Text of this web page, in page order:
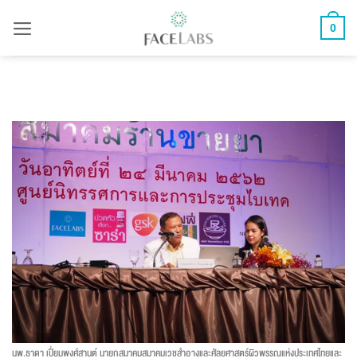
0
นพ.ธาดา เปี่ยมพงศ์สานต์ นายกสมาคมสมาคมเวชสำอางและศัลยศาสตร์ผิวพรรณแห่งประเทศไทยและ